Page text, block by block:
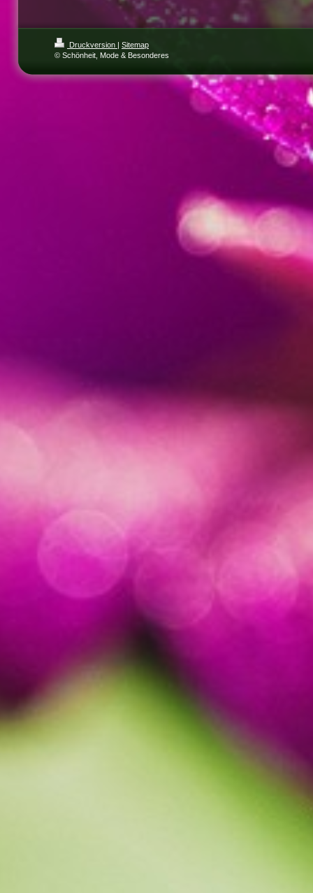
Druckversion | Sitemap
© Schönheit, Mode & Besonderes